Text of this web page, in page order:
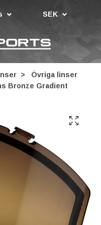
SEK
Övriga linser
Bronze Gradient